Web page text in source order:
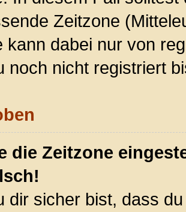
Zeitzone
kann dabei nur von
noch nicht registriert
die Zeitzone
dir sicher bist, dass